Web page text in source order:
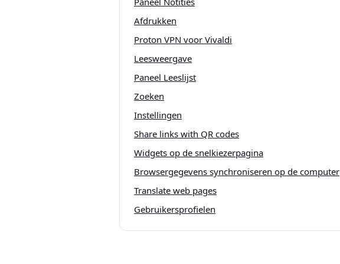
Afdrukken
Proton VPN voor Vivaldi
Leesweergave
Paneel Leeslijst
Zoeken
Instellingen
Share links with QR codes
Widgets op de snelkiezerpagina
Browsergegevens synchroniseren op de computer
Translate web pages
Gebruikersprofielen